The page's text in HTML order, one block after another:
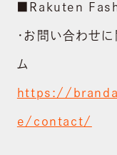
■Rakuten
・お問い合わせ
ム
https://
e/contact/